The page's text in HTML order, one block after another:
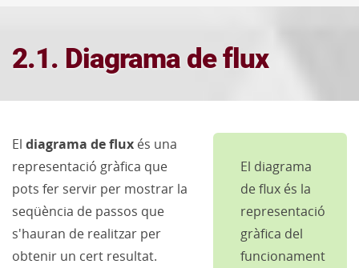
2.1. Diagrama de flux
El diagrama
de flux és la
representació
gràfica del
funcionament
El diagrama de flux és una
representació gràfica que
pots fer servir per mostrar la
seqüència de passos que
s'hauran de realitzar per
obtenir un cert resultat.